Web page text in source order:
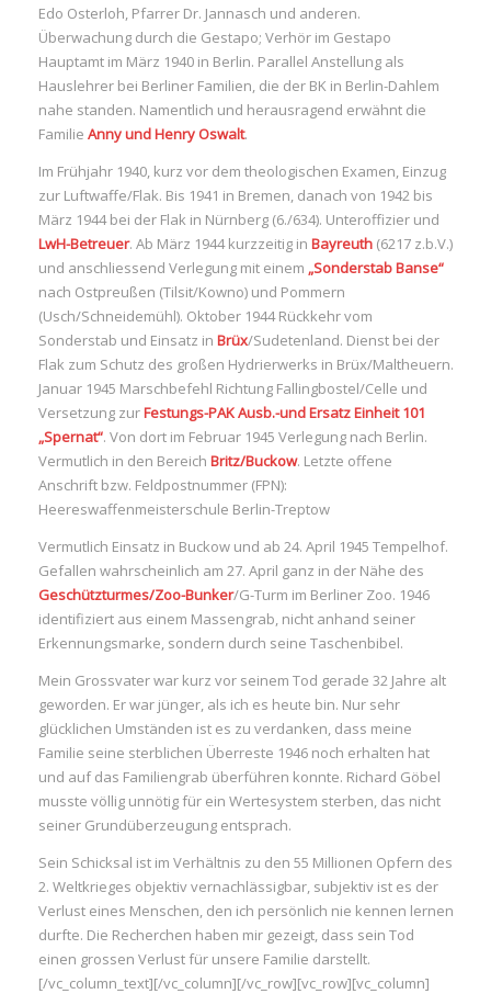
Edo Osterloh, Pfarrer Dr. Jannasch und anderen.
Überwachung durch die Gestapo; Verhör im Gestapo
Hauptamt im März 1940 in Berlin. Parallel Anstellung als
Hauslehrer bei Berliner Familien, die der BK in Berlin-Dahlem
nahe standen. Namentlich und herausragend erwähnt die
Familie Anny und Henry Oswalt.
Im Frühjahr 1940, kurz vor dem theologischen Examen, Einzug
zur Luftwaffe/Flak. Bis 1941 in Bremen, danach von 1942 bis
März 1944 bei der Flak in Nürnberg (6./634). Unteroffizier und
LwH-Betreuer. Ab März 1944 kurzzeitig in Bayreuth(6217 z.b.V.)
und anschliessend Verlegung mit einem „Sonderstab Banse“
nach Ostpreußen (Tilsit/Kowno) und Pommern
(Usch/Schneidemühl). Oktober 1944 Rückkehr vom
Sonderstab und Einsatz in Brüx/Sudetenland. Dienst bei der
Flak zum Schutz des großen Hydrierwerks in Brüx/Maltheuern.
Januar 1945 Marschbefehl Richtung Fallingbostel/Celle und
Versetzung zurFestungs-PAK Ausb.-und Ersatz Einheit 101
„Spernat“. Von dort im Februar 1945 Verlegung nach Berlin.
Vermutlich in den Bereich Britz/Buckow. Letzte offene
Anschrift bzw. Feldpostnummer (FPN):
Heereswaffenmeisterschule Berlin-Treptow
Vermutlich Einsatz in Buckow und ab 24. April 1945 Tempelhof.
Gefallen wahrscheinlich am 27. April ganz in der Nähe des
Geschützturmes/Zoo-Bunker/G-Turm im Berliner Zoo. 1946
identifiziert aus einem Massengrab, nicht anhand seiner
Erkennungsmarke, sondern durch seine Taschenbibel.
Mein Grossvater war kurz vor seinem Tod gerade 32 Jahre alt
geworden. Er war jünger, als ich es heute bin. Nur sehr
glücklichen Umständen ist es zu verdanken, dass meine
Familie seine sterblichen Überreste 1946 noch erhalten hat
und auf das Familiengrab überführen konnte. Richard Göbel
musste völlig unnötig für ein Wertesystem sterben, das nicht
seiner Grundüberzeugung entsprach.
Sein Schicksal ist im Verhältnis zu den 55 Millionen Opfern des
2. Weltkrieges objektiv vernachlässigbar, subjektiv ist es der
Verlust eines Menschen, den ich persönlich nie kennen lernen
durfte. Die Recherchen haben mir gezeigt, dass sein Tod
einen grossen Verlust für unsere Familie darstellt.
[/vc_column_text][/vc_column][/vc_row][vc_row][vc_column]